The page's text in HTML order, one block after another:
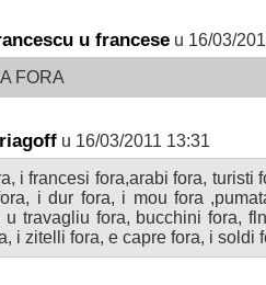
u francese u 16/03/
FORA
u 16/03/2011 13:31
i francesi fora,arabi fora, turisti
i dur fora, i mou fora
u travagliu fora, bucchini fora,
i zitelli fora, e capre fora, i soldi